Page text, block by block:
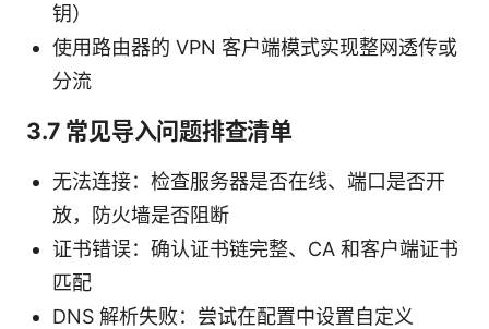
钥）
使用路由器的 VPN 客户端模式实现整网透传或
分流
3.7 常见导入问题排查清单
无法连接：检查服务器是否在线、端口是否开
放，防火墙是否阻断
证书错误：确认证书链完整、CA 和客户端证书
匹配
DNS 解析失败：尝试在配置中设置自定义